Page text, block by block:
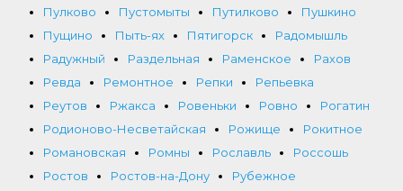
Пулково
Пустомыты Путилково
Пушкино
Пущино
Пыть-ях Пятигорск
Радомышль
Радужный
Раздельная Раменское
Рахов
Ревда
Ремонтное Репки
Репьевка
Реутов
Ржакса Ровеньки Ровно
Рогатин
Родионово-Несветайская
Рожище
Рокитное
Романовская
Ромны Рославль
Россошь
Ростов
Ростов-на-Дону
Рубежное